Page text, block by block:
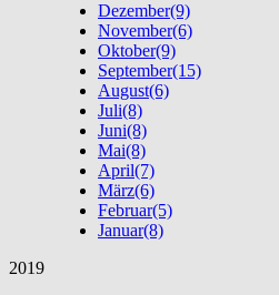
Dezember(9)
November(6)
Oktober(9)
September(15)
August(6)
Juli(8)
Juni(8)
Mai(8)
April(7)
März(6)
Februar(5)
Januar(8)
2019